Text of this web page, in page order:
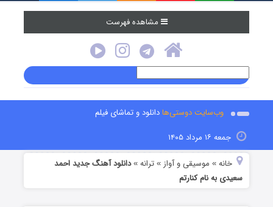
مشاهده فهرست
وب‌سایت دوستی‌هادانلود و تماشای فیلم
جمعه ۱۶ مرداد ۱۴۰۵
خانه » موسیقی و آواز »ترانه »دانلود آهنگ جدید احمد
سعیدی به نام کنارتم